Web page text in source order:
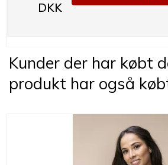
DKK
Kunder der har købt
produkt har også